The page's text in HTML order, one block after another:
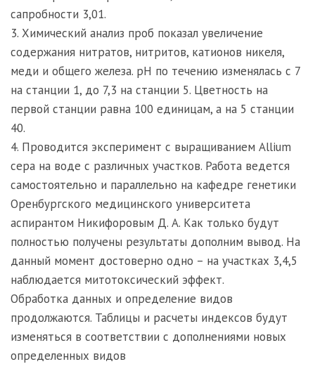
сапробности 3,01.
3. Химический анализ проб показал увеличение
содержания нитратов, нитритов, катионов никеля,
меди и общего железа. pH по течению изменялась с 7
на станции 1, до 7,3 на станции 5. Цветность на
первой станции равна 100 единицам, а на 5 станции
40.
4. Проводится эксперимент с выращиванием Allium
cepa на воде с различных участков. Работа ведется
самостоятельно и параллельно на кафедре генетики
Оренбургского медицинского университета
аспирантом Никифоровым Д. А. Как только будут
полностью получены результаты дополним вывод. На
данный момент достоверно одно – на участках 3,4,5
наблюдается митотоксический эффект.
Обработка данных и определение видов
продолжаются. Таблицы и расчеты индексов будут
изменяться в соответствии с дополнениями новых
определенных видов